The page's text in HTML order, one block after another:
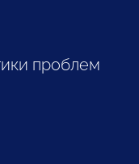
проблем